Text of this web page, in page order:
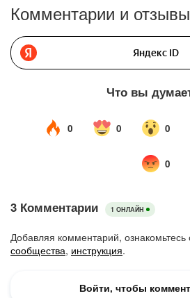
Комментарии и отзывы